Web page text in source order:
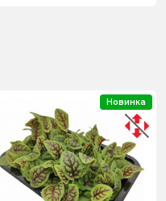
Новинка